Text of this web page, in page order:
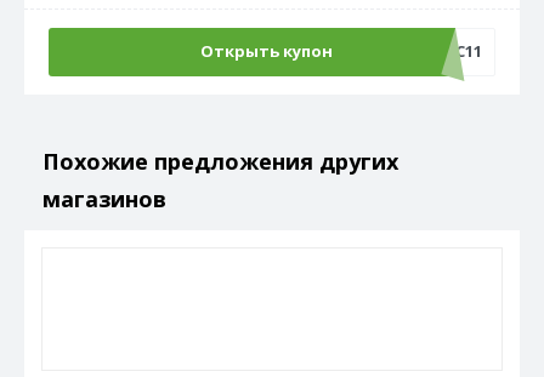
Открыть купон AFC11
Похожие предложения других
магазинов